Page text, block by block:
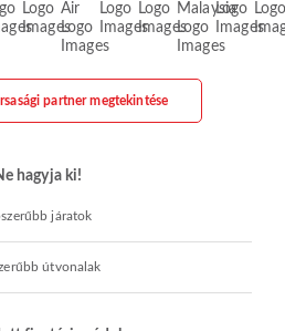
partner megtekintése
hagyja ki!
járatok
útvonalak